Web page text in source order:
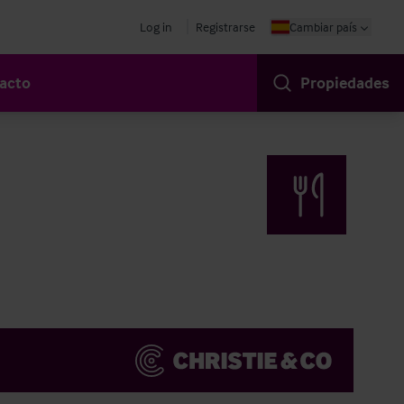
Log in Registrarse Cambiar país
Propiedades